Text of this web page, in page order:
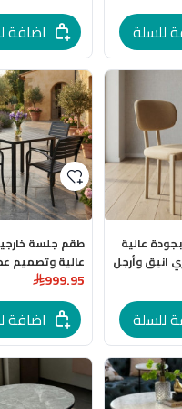
للسلة اضافة
عالية
انيق وأرجل
للسلة
طقم جلسة
عالية وتصميم
باللون الفاخر
999.95
اضافة